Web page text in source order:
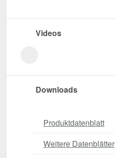
Videos
Downloads
Produktdatenblatt
Weitere Datenblätter